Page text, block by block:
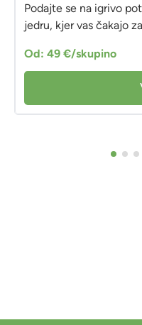
Podajte se na igrivo
jedru, kjer vas čakajo
Od: 49 €/skupino